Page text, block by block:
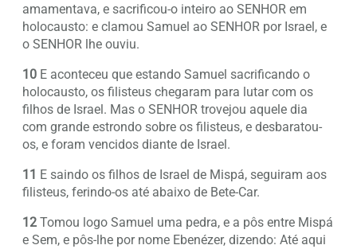
amamentava, e sacrificou-o inteiro ao SENHOR em
holocausto: e clamou Samuel ao SENHOR por Israel, e
o SENHOR lhe ouviu.
10 E aconteceu que estando Samuel sacrificando o
holocausto, os filisteus chegaram para lutar com os
filhos de Israel. Mas o SENHOR trovejou aquele dia
com grande estrondo sobre os filisteus, e desbaratou-
os, e foram vencidos diante de Israel.
11 E saindo os filhos de Israel de Mispá, seguiram aos
filisteus, ferindo-os até abaixo de Bete-Car.
12 Tomou logo Samuel uma pedra, e a pôs entre Mispá
e Sem, e pôs-lhe por nome Ebenézer, dizendo: Até aqui